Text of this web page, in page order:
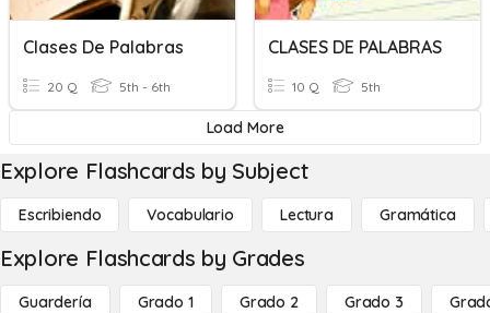
Clases De Palabras
20 Q 5th - 6th
CLASES DE PALABRAS
10 Q 5th
Load More
Explore Flashcards by Subject
Escribiendo Vocabulario Lectura Gramática
Explore Flashcards by Grades
Guardería Grado 1 Grado 2 Grado 3